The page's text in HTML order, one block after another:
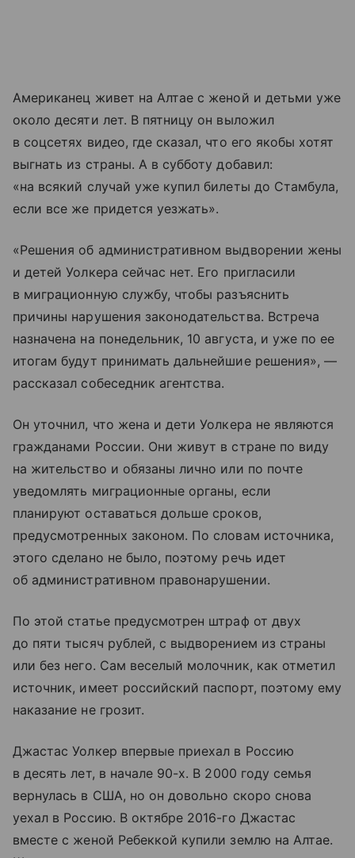
Американец живет на Алтае с женой и детьми уже
около десяти лет. В пятницу он выложил
в соцсетях видео, где сказал, что его якобы хотят
выгнать из страны. А в субботу добавил:
«на всякий случай уже купил билеты до Стамбула,
если все же придется уезжать».
«Решения об административном выдворении жены
и детей Уолкера сейчас нет. Его пригласили
в миграционную службу, чтобы разъяснить
причины нарушения законодательства. Встреча
назначена на понедельник, 10 августа, и уже по ее
итогам будут принимать дальнейшие решения», —
рассказал собеседник агентства.
Он уточнил, что жена и дети Уолкера не являются
гражданами России. Они живут в стране по виду
на жительство и обязаны лично или по почте
уведомлять миграционные органы, если
планируют оставаться дольше сроков,
предусмотренных законом. По словам источника,
этого сделано не было, поэтому речь идет
об административном правонарушении.
По этой статье предусмотрен штраф от двух
до пяти тысяч рублей, с выдворением из страны
или без него. Сам веселый молочник, как отметил
источник, имеет российский паспорт, поэтому ему
наказание не грозит.
Джастас Уолкер впервые приехал в Россию
в десять лет, в начале 90-х. В 2000 году семья
вернулась в США, но он довольно скоро снова
уехал в Россию. В октябре 2016-го Джастас
вместе с женой Ребеккой купили землю на Алтае.